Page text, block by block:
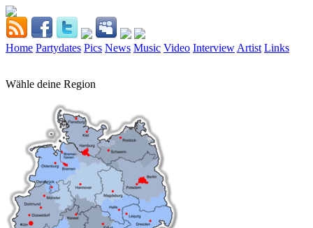
Home Partydates Pics News Music Video Interview Artist Links
Wähle deine Region